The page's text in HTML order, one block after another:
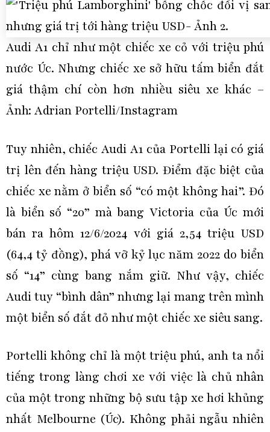
Audi A1 chỉ như một chiếc xe cỏ với triệu phú
nước Úc. Nhưng chiếc xe sở hữu tấm biển đắt
giá thậm chí còn hơn nhiều siêu xe khác –
Ảnh: Adrian Portelli/Instagram
Tuy nhiên, chiếc Audi A1 của Portelli lại có giá
trị lên đến hàng triệu USD. Điểm đặc biệt của
chiếc xe nằm ở biển số “có một không hai”. Đó
là biển số “20” mà bang Victoria của Úc mới
bán ra hôm 12/6/2024 với giá 2,54 triệu USD
(64,4 tỷ đồng), phá vỡ kỷ lục năm 2022 do biển
số “14” cùng bang nắm giữ. Như vậy, chiếc
Audi tuy “bình dân” nhưng lại mang trên mình
một biển số đắt đỏ như một chiếc xe siêu sang.
Portelli không chỉ là một triệu phú, anh ta nổi
tiếng trong làng chơi xe với việc là chủ nhân
của một trong những bộ sưu tập xe hơi khủng
nhất Melbourne (Úc). Không phải ngẫu nhiên